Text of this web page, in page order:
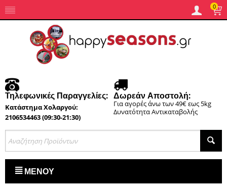
0
Τηλεφωνικές Παραγγελίες:
Κατάστημα Χολαργού:
2106534463 (09:30-21:30)
Δωρεάν Αποστολή:
Για αγορές άνω των 49€ εως 5kg
Δυνατότητα Αντικαταβολής
ΜΕΝΟΎ